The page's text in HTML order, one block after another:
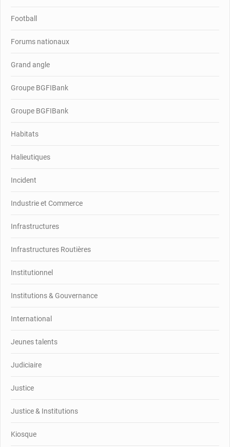
Football
Forums nationaux
Grand angle
Groupe BGFIBank
Groupe BGFIBank
Habitats
Halieutiques
Incident
Industrie et Commerce
Infrastructures
Infrastructures Routières
Institutionnel
Institutions & Gouvernance
International
Jeunes talents
Judiciaire
Justice
Justice & Institutions
Kiosque